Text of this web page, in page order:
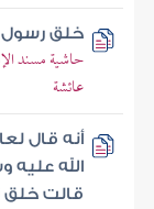
خلق رسول
حاشية مسند
عائشة
أنه قال
الله عليه
قالت خلق